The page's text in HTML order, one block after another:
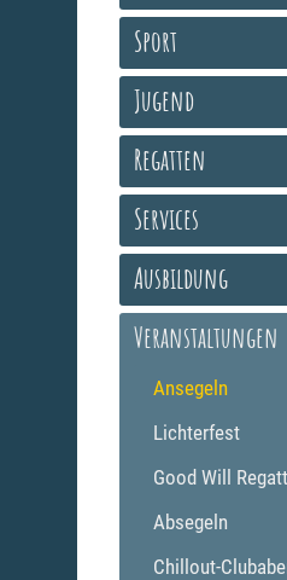
Sport
Jugend
Regatten
Services
Ausbildung
Veranstaltungen
Ansegeln
Lichterfest
Good Will
Absegeln
Chillout-